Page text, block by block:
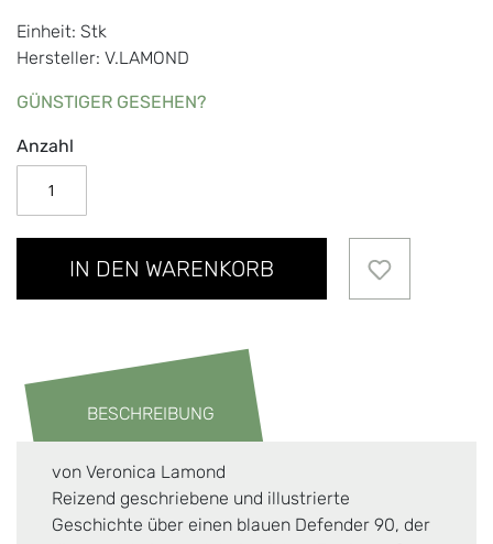
Einheit: Stk
Hersteller: V.LAMOND
GÜNSTIGER GESEHEN?
Anzahl
IN DEN WARENKORB
BESCHREIBUNG
von Veronica Lamond
Reizend geschriebene und illustrierte
Geschichte über einen blauen Defender 90, der